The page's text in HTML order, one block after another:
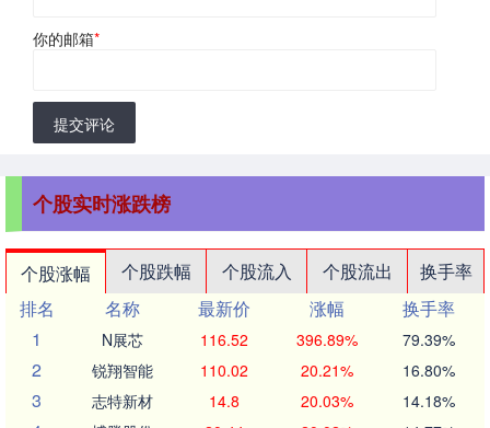
你的邮箱*
提交评论
个股实时涨跌榜
个股涨幅 个股跌幅 个股流入 个股流出
换手率
排名
名称 最新价 涨幅
换手率
1
N展芯 116.52 396.89% 79.39%
2 锐翔智能 110.02 20.21% 16.80%
3 志特新材 14.8 20.03% 14.18%